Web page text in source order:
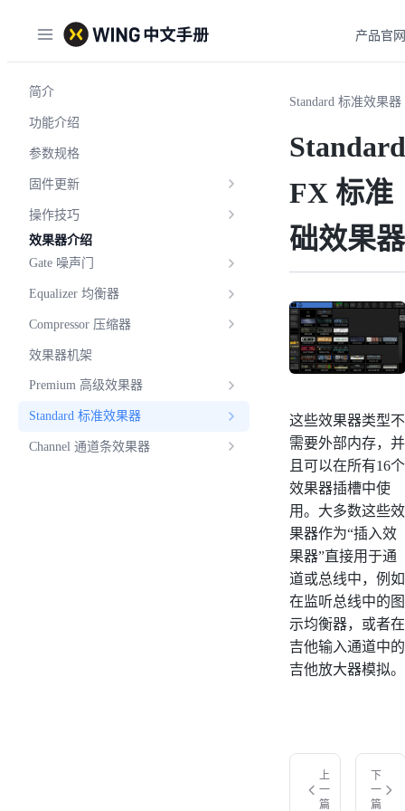
产品官网
简介
功能介绍
参数规格
固件更新
操作技巧
效果器介绍
Gate 噪声门
Equalizer 均衡器
Compressor 压缩器
效果器机架
Premium 高级效果器
Standard 标准效果器
Channel 通道条效果器
Standard 标准效果器
Standard
FX 标准
础效果器
这些效果器类型不
需要外部内存，并
且可以在所有16个
效果器插槽中使
用。大多数这些效
果器作为“插入效
果器”直接用于通
道或总线中，例如
在监听总线中的图
示均衡器，或者在
吉他输入通道中的
吉他放大器模拟。
上
一
篇
下
一
篇